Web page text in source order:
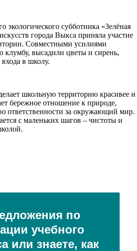
экологического субботника «Зелёная
города Выкса приняла участие
Совместными усилиями
высадили цветы и сирень,
в школу.
школьную территорию красивее и
бережное отношение к природе,
ответственности за окружающий мир.
с маленьких шагов – чистоты и
по
учебного
или знаете, как